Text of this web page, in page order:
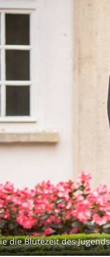
die Blütezeit des